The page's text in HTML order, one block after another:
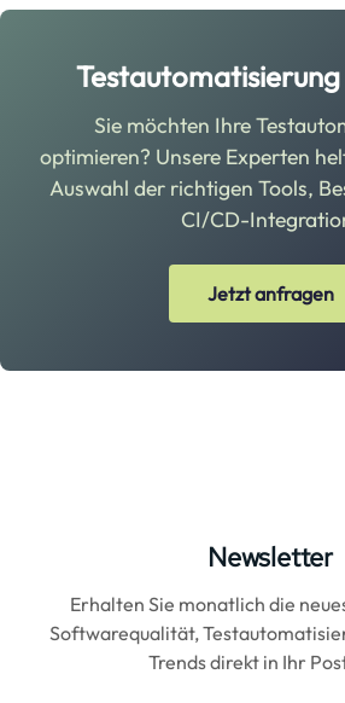
Sie möchten Ihre
optimieren? Unsere Experten
Auswahl der richtigen Tools,
CI/CD-
Jetzt anfragen
Newsletter
Erhalten Sie monatlich die
Softwarequalität,
Trends direkt in Ihr